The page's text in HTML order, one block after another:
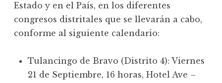
Estado y en el País, en los diferentes
congresos distritales que se llevarán a cabo,
conforme al siguiente calendario:
Tulancingo de Bravo (Distrito 4): Viernes
21 de Septiembre, 16 horas, Hotel Ave –